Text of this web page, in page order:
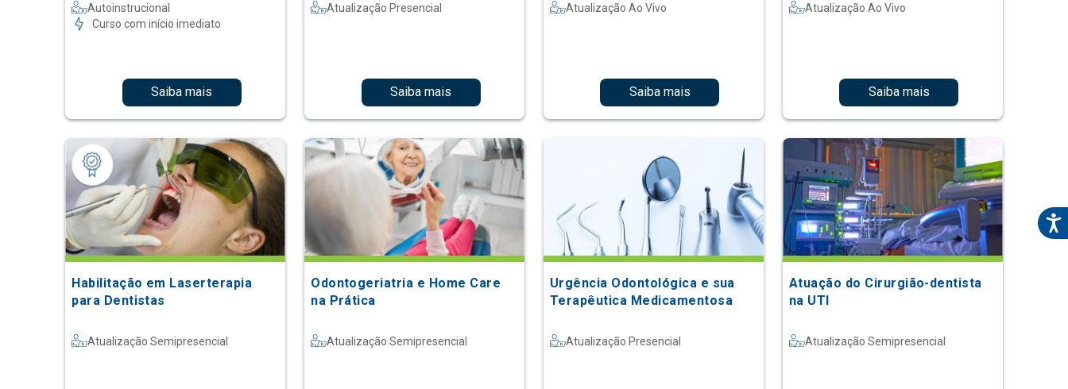
Autoinstrucional
Curso com início imediato
Saiba mais
Atualização Presencial
Saiba mais
Atualização Ao Vivo
Saiba mais
Atualização Ao Vivo
Saiba mais
Habilitação em Laserterapia
para Dentistas
Atualização Semipresencial
Odontogeriatria e Home Care
na Prática
Atualização Semipresencial
Urgência Odontológica e sua
Terapêutica Medicamentosa
Atualização Presencial
Atuação do Cirurgião-dentista
na UTI
Atualização Semipresencial